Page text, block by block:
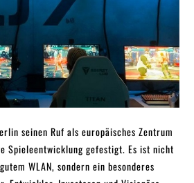
seinen Ruf als europäisches Zentrum
Spieleentwicklung gefestigt. Es ist nicht
WLAN, sondern ein besonderes